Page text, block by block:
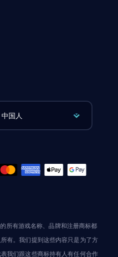
中国人
所有游戏名称、品牌和注册商标都
有。我们提到这些内容只是为了方
我们跟这些商标持有人有任何合作